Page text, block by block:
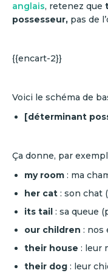
anglais, retenez que
possesseur, pas de
{{encart-2}}
Voici le schéma de
[déterminant
Ça donne, par
my room : ma
her cat : son chat
its tail : sa queue
our children : nos
their house : leur
their dog : leur